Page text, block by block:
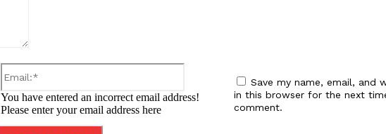
Email:*
You have entered an incorrect email address!
Please enter your email address here
Save my name, email, and
in this browser for the next
comment.